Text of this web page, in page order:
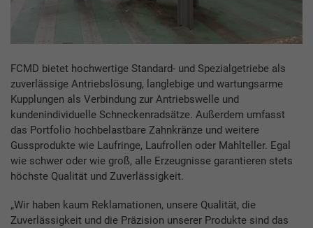
FCMD bietet hochwertige Standard- und Spezialgetriebe als
zuverlässige Antriebslösung, langlebige und wartungsarme
Kupplungen als Verbindung zur Antriebswelle und
kundenindividuelle Schneckenradsätze. Außerdem umfasst
das Portfolio hochbelastbare Zahnkränze und weitere
Gussprodukte wie Laufringe, Laufrollen oder Mahlteller. Egal
wie schwer oder wie groß, alle Erzeugnisse garantieren stets
höchste Qualität und Zuverlässigkeit.
„Wir haben kaum Reklamationen, unsere Qualität, die
Zuverlässigkeit und die Präzision unserer Produkte sind das